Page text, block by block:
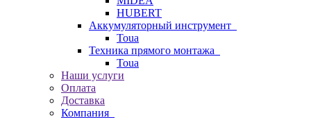
HUBERT
Аккумуляторный инструмент
Toua
Техника прямого монтажа
Toua
Наши услуги
Оплата
Доставка
Компания